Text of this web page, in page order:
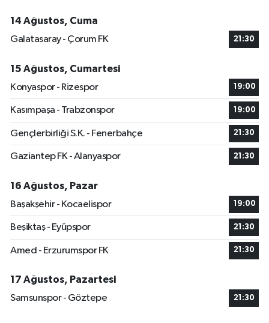
14 Ağustos, Cuma
Galatasaray - Çorum FK
21:30
15 Ağustos, Cumartesi
Konyaspor - Rizespor
19:00
Kasımpaşa - Trabzonspor 19:00
Gençlerbirliği S.K. - Fenerbahçe 21:30
Gaziantep FK - Alanyaspor 21:30
16 Ağustos, Pazar
Başakşehir - Kocaelispor
19:00
Beşiktaş - Eyüpspor 21:30
Amed - Erzurumspor FK 21:30
17 Ağustos, Pazartesi
Samsunspor - Göztepe
21:30